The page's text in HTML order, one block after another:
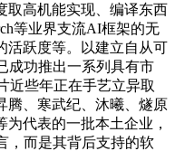
取高机能实现、编译东西
等业界支流AI框架的无
活跃度等。以建立自从可
成功推出一系列具有市
近些年正在手艺立异取
腾、寒武纪、沐曦、燧原
代表的一批本土企业，
，而是其背后支持的软